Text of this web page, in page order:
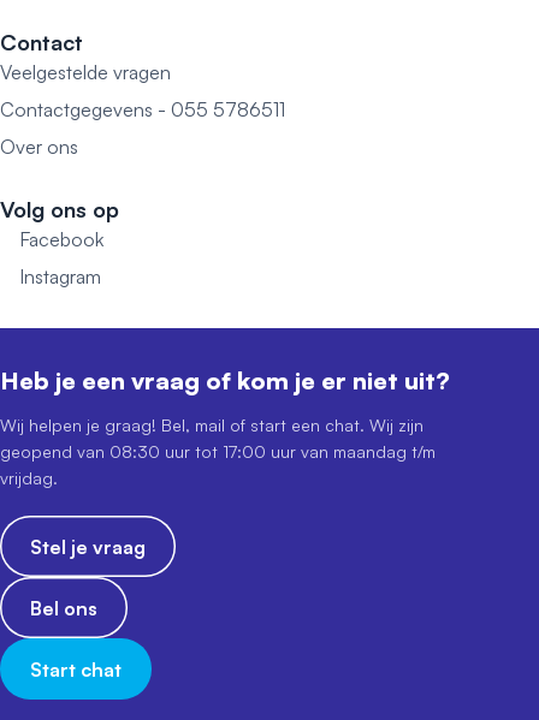
Contact
Veelgestelde vragen
Contactgegevens - 055 5786511
Over ons
Volg ons op
Facebook
Instagram
Heb je een vraag of kom je er niet uit?
Wij helpen je graag! Bel, mail of start een chat. Wij zijn
geopend van 08:30 uur tot 17:00 uur van maandag t/m
vrijdag.
Stel je vraag
Bel ons
Start chat